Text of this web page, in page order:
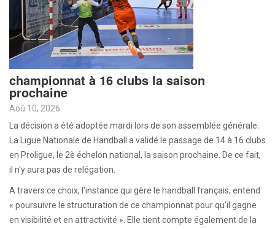
championnat à 16 clubs la saison
prochaine
Aoû 10, 2026
La décision a été adoptée mardi lors de son assemblée générale.
La Ligue Nationale de Handball a validé le passage de 14 à 16 clubs
en Proligue, le 2è échelon national, la saison prochaine. De ce fait,
il n'y aura pas de relégation.
A travers ce choix, l'instance qui gère le handball français, entend
« poursuivre le structuration de ce championnat pour qu'il gagne
en visibilité et en attractivité ». Elle tient compte également de la